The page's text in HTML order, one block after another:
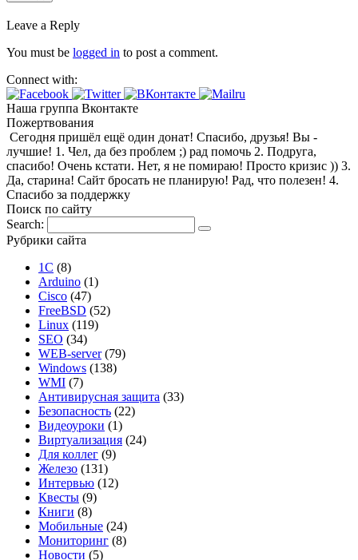
Leave a Reply
You must be logged in to post a comment.
Connect with:
Наша группа Вконтакте
Пожертвования
Сегодня пришёл ещё один донат! Спасибо, друзья! Вы -
лучшие! 1. Чел, да без проблем ;) рад помочь 2. Подруга,
спасибо! Очень кстати. Нет, я не помираю! Просто кризис )) 3.
Да, старина! Сайт бросать не планирую! Рад, что полезен! 4.
Спасибо за поддержку
Поиск по сайту
Search:
Рубрики сайта
1С (8)
Arduino (1)
Cisco (47)
FreeBSD (52)
Linux (119)
SEO (34)
WEB-server(79)
Windows (138)
WMI (7)
Антивирусная защита (33)
Безопасность (22)
Видеоуроки (1)
Виртуализация (24)
Для коллег (9)
Железо (131)
Интервью (12)
Квесты (9)
Книги (8)
Мобильные (24)
Мониторинг (8)
Новости (5)